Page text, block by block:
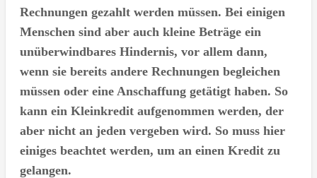
Rechnungen gezahlt werden müssen. Bei einigen
Menschen sind aber auch kleine Beträge ein
unüberwindbares Hindernis, vor allem dann,
wenn sie bereits andere Rechnungen begleichen
müssen oder eine Anschaffung getätigt haben. So
kann ein Kleinkredit aufgenommen werden, der
aber nicht an jeden vergeben wird. So muss hier
einiges beachtet werden, um an einen Kredit zu
gelangen.